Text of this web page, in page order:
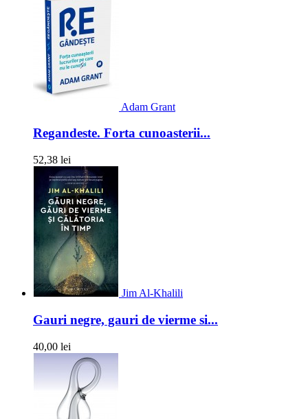
Adam Grant
Regandeste. Forta cunoasterii...
52,38 lei
Jim Al-Khalili
Gauri negre, gauri de vierme si...
40,00 lei